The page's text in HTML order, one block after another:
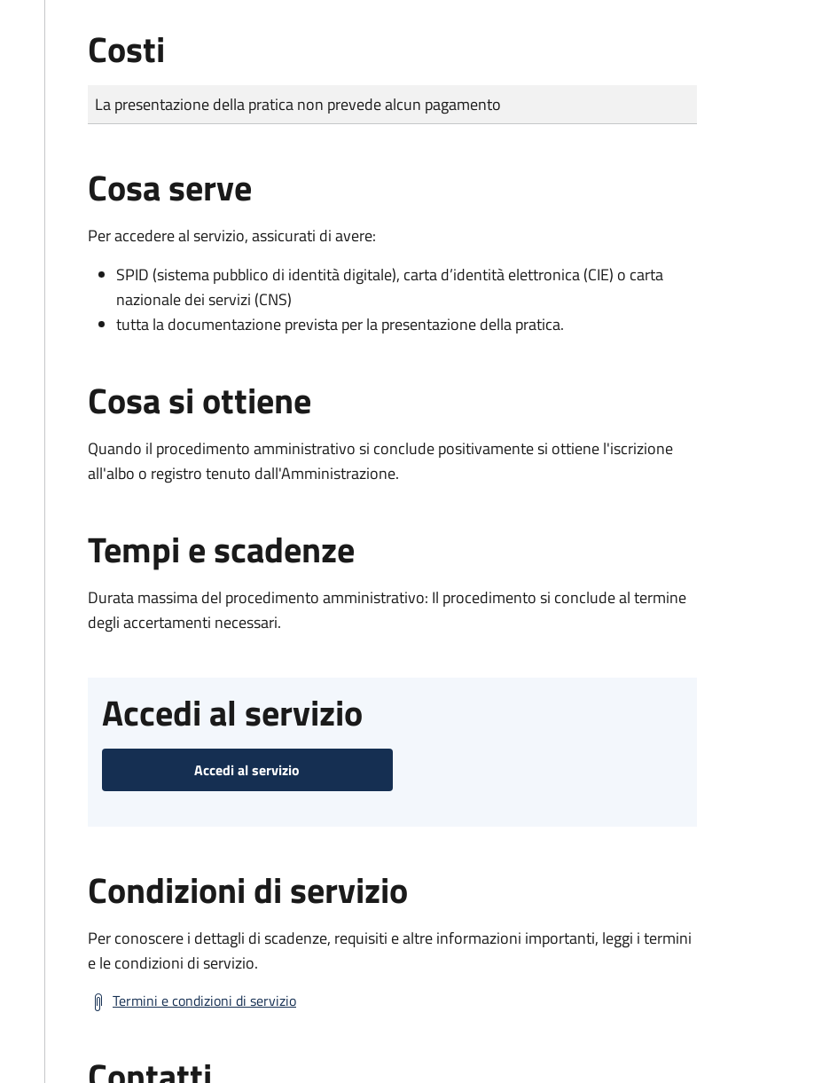
Costi
Tipo di pagamento
Importo
La presentazione della pratica non prevede alcun pagamento
Cosa serve
Per accedere al servizio, assicurati di avere:
SPID (sistema pubblico di identità digitale), carta d’identità elettronica (CIE) o carta
nazionale dei servizi (CNS)
tutta la documentazione prevista per la presentazione della pratica.
Cosa si ottiene
Quando il procedimento amministrativo si conclude positivamente si ottiene l'iscrizione
all'albo o registro tenuto dall'Amministrazione.
Tempi e scadenze
Durata massima del procedimento amministrativo: Il procedimento si conclude al termine
degli accertamenti necessari.
Accedi al servizio
Accedi al servizio
Condizioni di servizio
Per conoscere i dettagli di scadenze, requisiti e altre informazioni importanti, leggi i termini
e le condizioni di servizio.
Termini e condizioni di servizio